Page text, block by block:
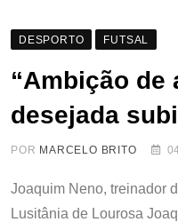
DESPORTO FUTSAL
“Ambição de
desejada
POR MARCELO BRITO
Joaquim Neno, treinador
Lusitânia de Lourosa